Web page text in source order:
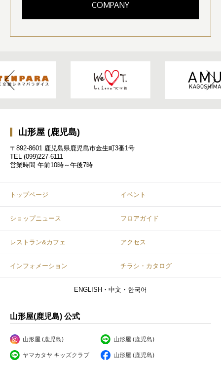
COMPANY
山形屋 (鹿児島)
〒892-8601 鹿児島県鹿児島市金生町3番1号
TEL (099)227-6111
営業時間 午前10時～午後7時
トップページ イベント
ショップニュース フロアガイド
レストラン&カフェ アクセス
インフォメーション チラシ・カタログ
ENGLISH・中文・한국어
山形屋(鹿児島) 公式
山形屋 (鹿児島) 山形屋 (鹿児島)
ヤマカタヤ キッズクラブ 山形屋 (鹿児島)